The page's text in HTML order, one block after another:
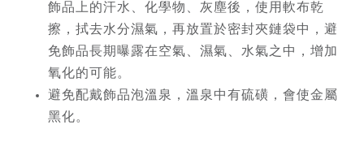
飾品上的汗水、化學物、灰塵後，使用軟布乾
擦，拭去水分濕氣，再放置於密封夾鏈袋中，避
免飾品長期曝露在空氣、濕氣、水氣之中，增加
氧化的可能。
避免配戴飾品泡溫泉，溫泉中有硫磺，會使金屬
黑化。